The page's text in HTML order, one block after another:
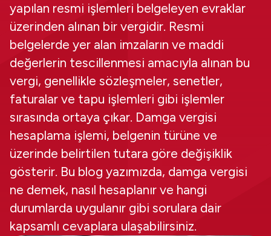
yapılan resmi işlemleri belgeleyen evraklar
üzerinden alınan bir vergidir. Resmi
belgelerde yer alan imzaların ve maddi
değerlerin tescillenmesi amacıyla alınan bu
vergi, genellikle sözleşmeler, senetler,
faturalar ve tapu işlemleri gibi işlemler
sırasında ortaya çıkar. Damga vergisi
hesaplama işlemi, belgenin türüne ve
üzerinde belirtilen tutara göre değişiklik
gösterir. Bu blog yazımızda, damga vergisi
ne demek, nasıl hesaplanır ve hangi
durumlarda uygulanır gibi sorulara dair
kapsamlı cevaplara ulaşabilirsiniz.